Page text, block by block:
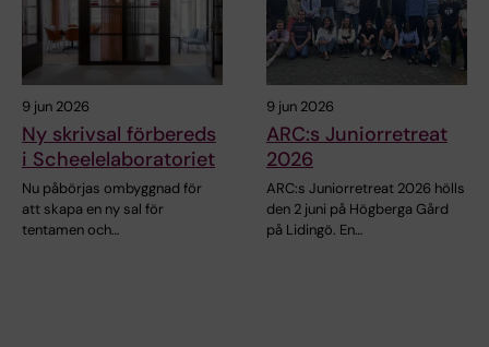
9 jun 2026
Ny skrivsal förbereds
i Scheelelaboratoriet
Nu påbörjas ombyggnad för
att skapa en ny sal för
tentamen och…
9 jun 2026
ARC:s Juniorretreat
2026
ARC:s Juniorretreat 2026 hölls
den 2 juni på Högberga Gård
på Lidingö. En…